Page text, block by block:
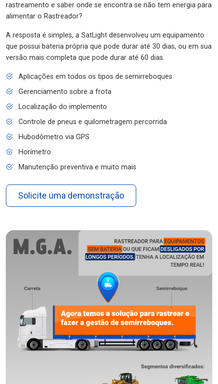
rastreamento e saber onde se encontra se não tem energia para
alimentar o Rastreador?
A resposta é simples, a SatLight desenvolveu um equipamento
que possui bateria própria que pode durar até 30 dias, ou em sua
versão mais completa que pode durar até 60 dias.
Aplicações em todos os tipos de semirreboques
Gerenciamento sobre a frota
Localização do implemento
Controle de pneus e quilometragem percorrida
Hubodômetro via GPS
Horímetro
Manutenção preventiva e muito mais
Solicite uma demonstração